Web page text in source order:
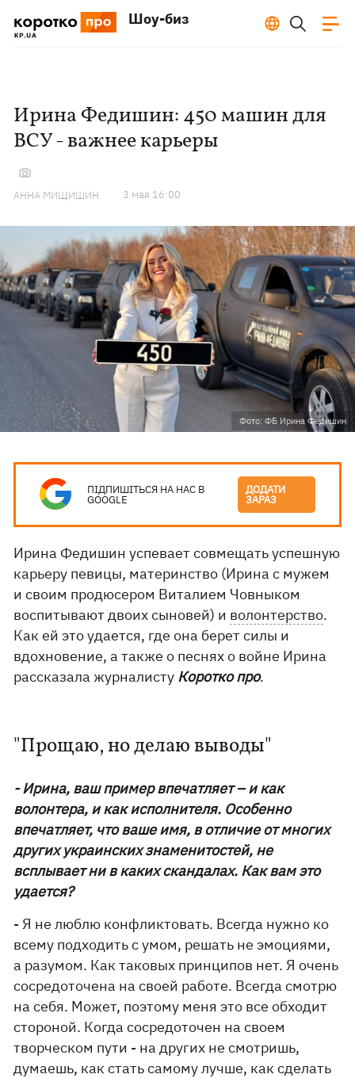
Шоу-биз
Ирина Федишин: 450 машин для
ВСУ - важнее карьеры
АННА МИЩИШИН 3 мая 16:00
Фото: ФБ Ирина Федишин
ПІДПИШІТЬСЯ НА НАС В
GOOGLE
ДОДАТИ
ЗАРАЗ
Ирина Федишин успевает совмещать успешную
карьеру певицы, материнство (Ирина с мужем
и своим продюсером Виталием Човныком
воспитывают двоих сыновей) и волонтерство.
Как ей это удается, где она берет силы и
вдохновение, а также о песнях о войне Ирина
рассказала журналисту Коротко про.
"Прощаю, но делаю выводы"
- Ирина, ваш пример впечатляет – и как
волонтера, и как исполнителя. Особенно
впечатляет, что ваше имя, в отличие от многих
других украинских знаменитостей, не
всплывает ни в каких скандалах. Как вам это
удается?
- Я не люблю конфликтовать. Всегда нужно ко
всему подходить с умом, решать не эмоциями,
а разумом. Как таковых принципов нет. Я очень
сосредоточена на своей работе. Всегда смотрю
на себя. Может, поэтому меня это все обходит
стороной. Когда сосредоточен на своем
творческом пути - на других не смотришь,
думаешь, как стать самому лучше, как сделать